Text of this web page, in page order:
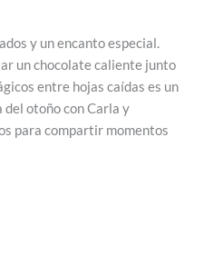
y un encanto especial.
un chocolate caliente junto
entre hojas caídas es un
del otoño con Carla y
para compartir momentos